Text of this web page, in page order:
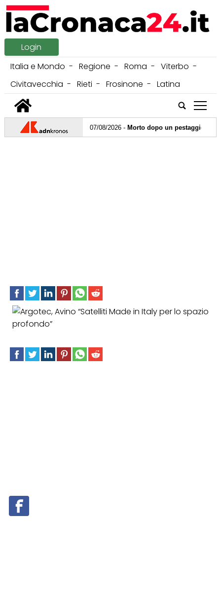
Login
Italia e Mondo
Regione Roma
Viterbo
Civitavecchia
Rieti Frosinone
Latina
tap
07/08/2026 -Morto dopo un pestaggio a